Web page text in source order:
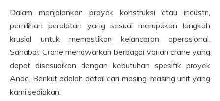
Dalam menjalankan proyek konstruksi atau industri,
pemilihan peralatan yang sesuai merupakan langkah
krusial untuk memastikan kelancaran operasional.
Sahabat Crane menawarkan berbagai varian crane yang
dapat disesuaikan dengan kebutuhan spesifik proyek
Anda. Berikut adalah detail dari masing-masing unit yang
kami sediakan: